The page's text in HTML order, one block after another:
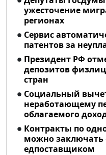
ужесточение
регионах
Сервис
патентов за
Президент РФ
депозитов
стран
Социальный
неработающему
облагаемого
Контракты по
можно
едпоставщиком